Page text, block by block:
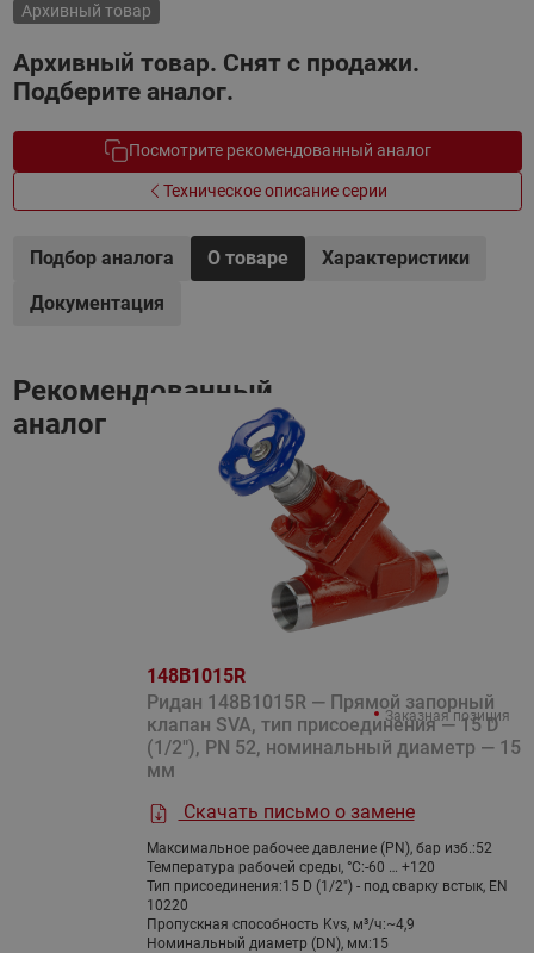
Архивный товар
Архивный товар. Снят с продажи.
Подберите аналог.
Посмотрите рекомендованный аналог
Техническое описание серии
Подбор аналога О товаре
Характеристики
Документация
Рекомендованный
аналог
148B1015R
Ридан 148B1015R — Прямой запорный
клапан SVA, тип присоединения — 15 D
(1/2"), PN 52, номинальный диаметр — 15
мм
Скачать письмо о замене
Максимальное рабочее давление (PN), бар изб.:52
Температура рабочей среды, °С:-60 … +120
Тип присоединения:15 D (1/2") - под сварку встык, EN
10220
Пропускная способность Kvs, м³/ч:~4,9
Номинальный диаметр (DN), мм:15
Заказная позиция